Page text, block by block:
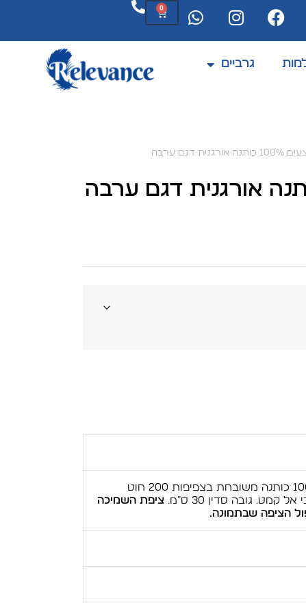
המוצרים מתחדשים לעיתים קרובות
0
גרביים
דגם ערבה
סט מצעים איכותי ומפנק עשוי בד 100% כותנה משובחת בצפיפות 200 חוט
גובה סדין 30 ס"מ.
ציפת השמיכה
הציפה שבתמונה.